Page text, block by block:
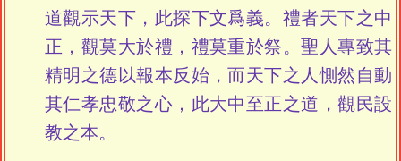
道觀示天下，此探下文爲義。禮者天下之中
正，觀莫大於禮，禮莫重於祭。聖人專致其
精明之德以報本反始，而天下之人惻然自動
其仁孝忠敬之心，此大中至正之道，觀民設
教之本。